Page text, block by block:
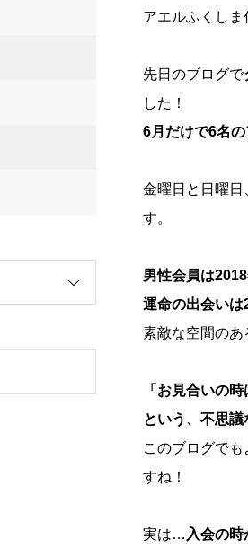
アエルふくしま
先日のブログで
した！
6月だけで6名
金曜日と日曜日
す。
男性会員は
運命の出会いは
素敵な空間のあ
「お見合いの
という、不思議
このブログでも
すね！
実は… 入会の